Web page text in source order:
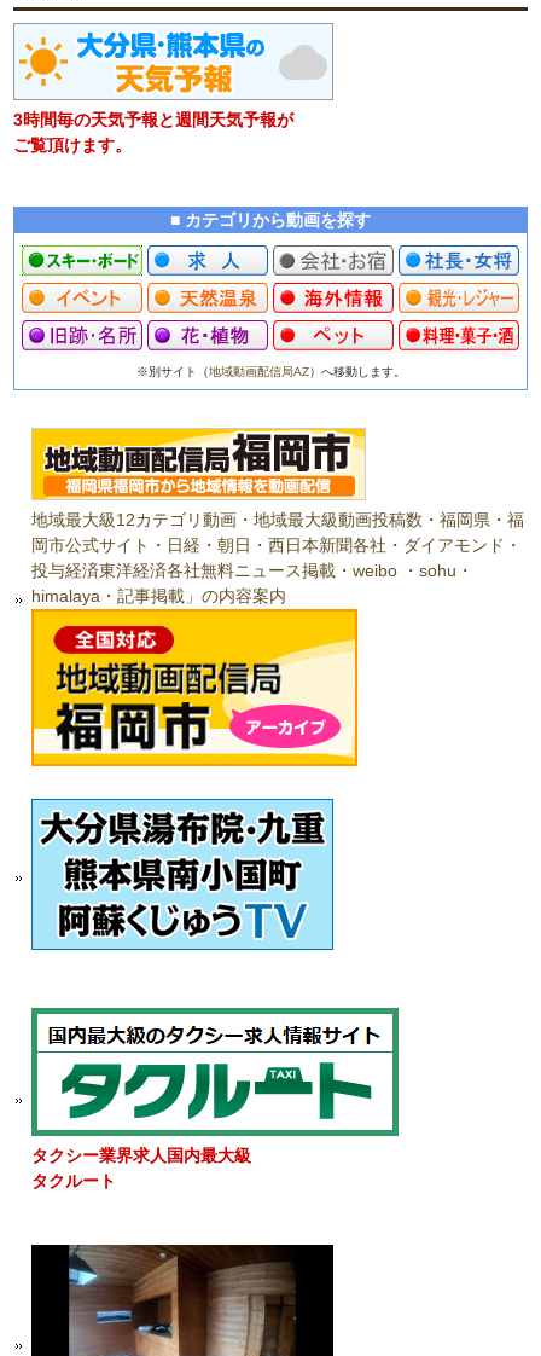
3時間毎の天気予報と週間天気予報が
ご覧頂けます。
■ カテゴリから動画を探す
※別サイト（地域動画配信局AZ）へ移動します。
地域最大級12カテゴリ動画・地域最大級動画投稿数・福岡県・福
岡市公式サイト・日経・朝日・西日本新聞各社・ダイアモンド・
投与経済東洋経済各社無料ニュース掲載・weibo ・sohu・
himalaya・記事掲載」の内容案内
タクシー業界求人国内最大級
タクルート